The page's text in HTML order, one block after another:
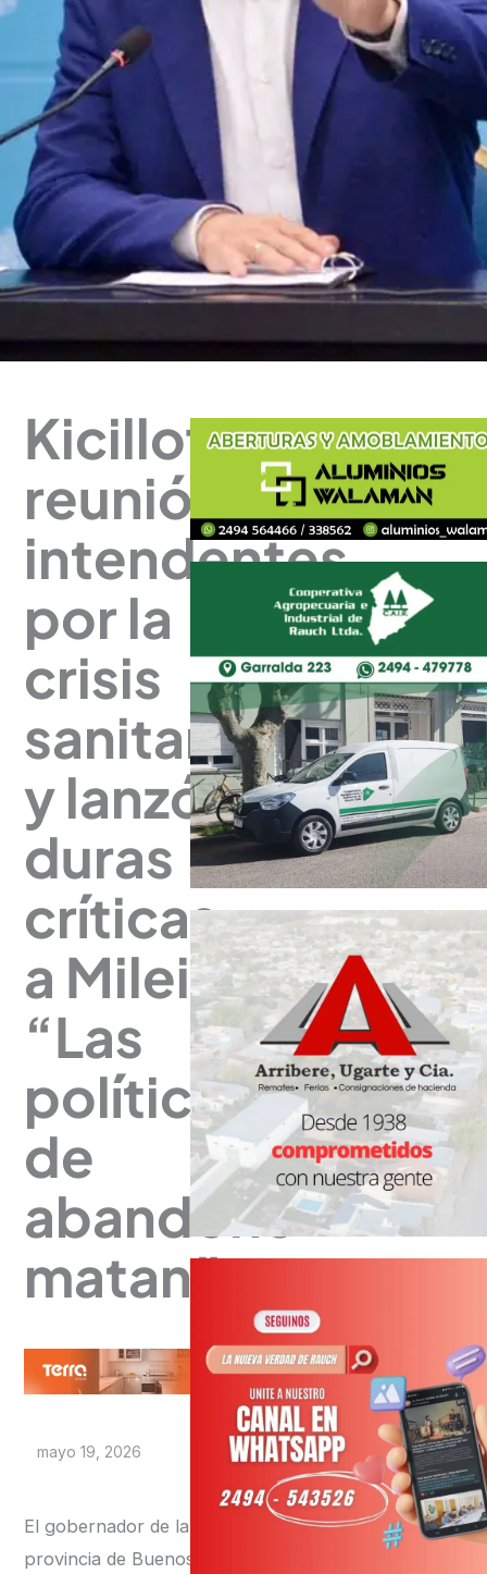
Kicillof
reunió a
intendentes
por la
crisis
sanitaria
y lanzó
duras
críticas
a Milei:
“Las
políticas
de
abandono
matan”
mayo 19, 2026
El gobernador de la
provincia de Buenos